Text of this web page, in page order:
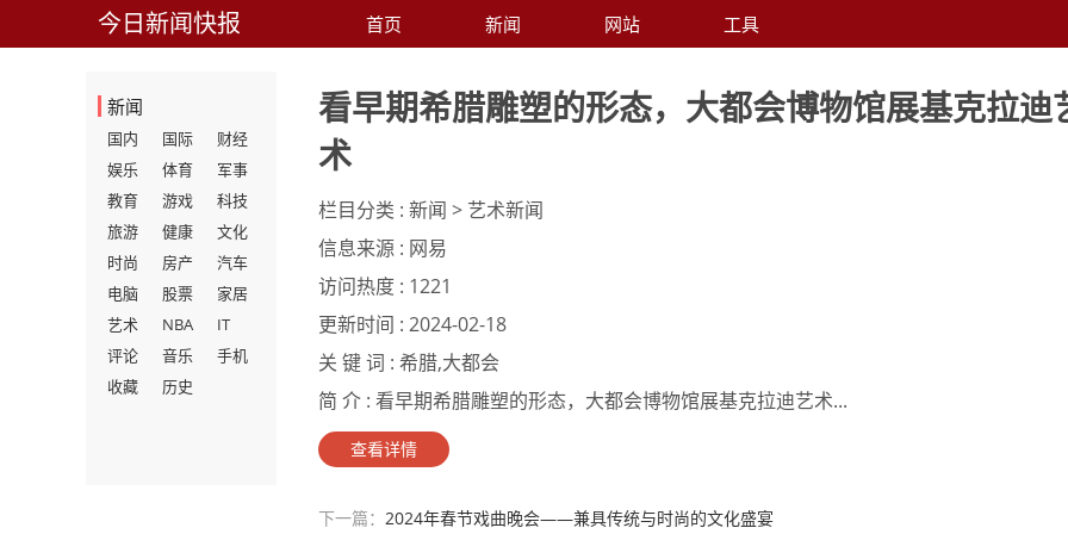
今日新闻快报 首页 新闻 网站 工具
新闻
国内 国际
财经
娱乐
体育
军事
教育
游戏
科技
旅游
健康
文化
时尚
房产
汽车
电脑
股票
家居
艺术
NBA
IT
评论
音乐
手机
收藏
历史
看早期希腊雕塑的形态，大都会博物馆展基克拉迪
术
栏目分类 : 新闻 > 艺术新闻
信息来源 : 网易
访问热度 : 1221
更新时间 : 2024-02-18
关 键 词 : 希腊,大都会
简 介 : 看早期希腊雕塑的形态，大都会博物馆展基克拉迪艺术...
查看详情
下一篇： 2024年春节戏曲晚会——兼具传统与时尚的文化盛宴